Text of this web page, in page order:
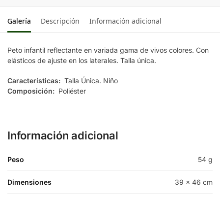
Galería Descripción Información adicional
Peto infantil reflectante en variada gama de vivos colores. Con
elásticos de ajuste en los laterales. Talla única.
Características: Talla Única. Niño
Composición: Poliéster
Información adicional
Peso 54 g
Dimensiones 39 × 46 cm